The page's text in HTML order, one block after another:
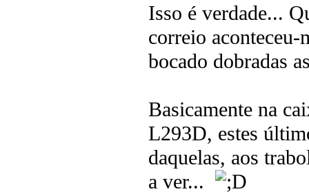
Isso é verdade...
correio
bocado dobradas
Basicamente na
L293D, estes
daquelas, aos
a ver...